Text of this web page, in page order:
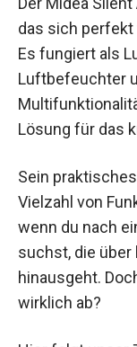
das sich perfekt
Es fungiert als
Luftbefeuchter
Lösung für das
Sein
Vielzahl von
wenn du nach
suchst, die
hinausgeht.
wirklich ab?